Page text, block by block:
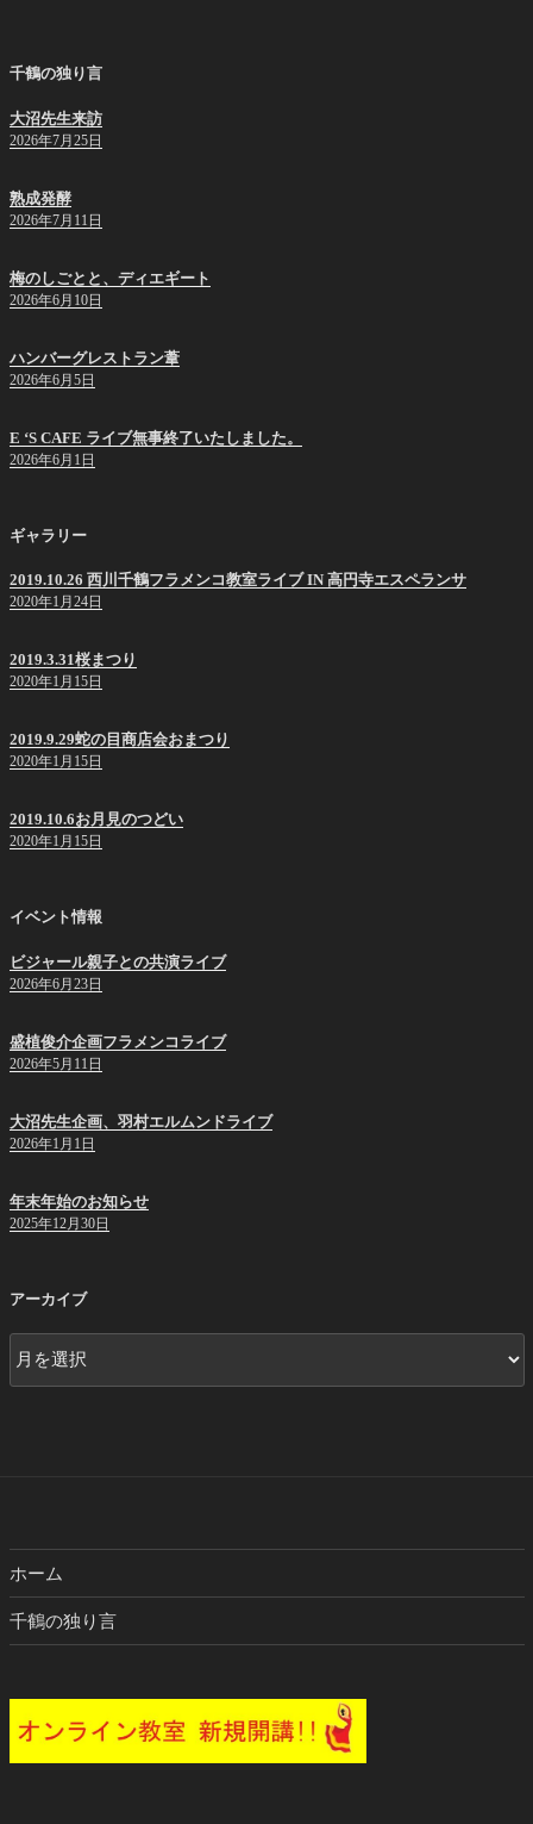
ン
千鶴の独り言
大沼先生来訪
2026年7月25日
熟成発酵
2026年7月11日
梅のしごとと、ディエギート
2026年6月10日
ハンバーグレストラン葦
2026年6月5日
E ‘S CAFE ライブ無事終了いたしました。
2026年6月1日
ギャラリー
2019.10.26 西川千鶴フラメンコ教室ライブ IN 高円寺エスペランサ
2020年1月24日
2019.3.31桜まつり
2020年1月15日
2019.9.29蛇の目商店会おまつり
2020年1月15日
2019.10.6お月見のつどい
2020年1月15日
イベント情報
ビジャール親子との共演ライブ
2026年6月23日
盛植俊介企画フラメンコライブ
2026年5月11日
大沼先生企画、羽村エルムンドライブ
2026年1月1日
年末年始のお知らせ
2025年12月30日
アーカイブ
ホーム
千鶴の独り言